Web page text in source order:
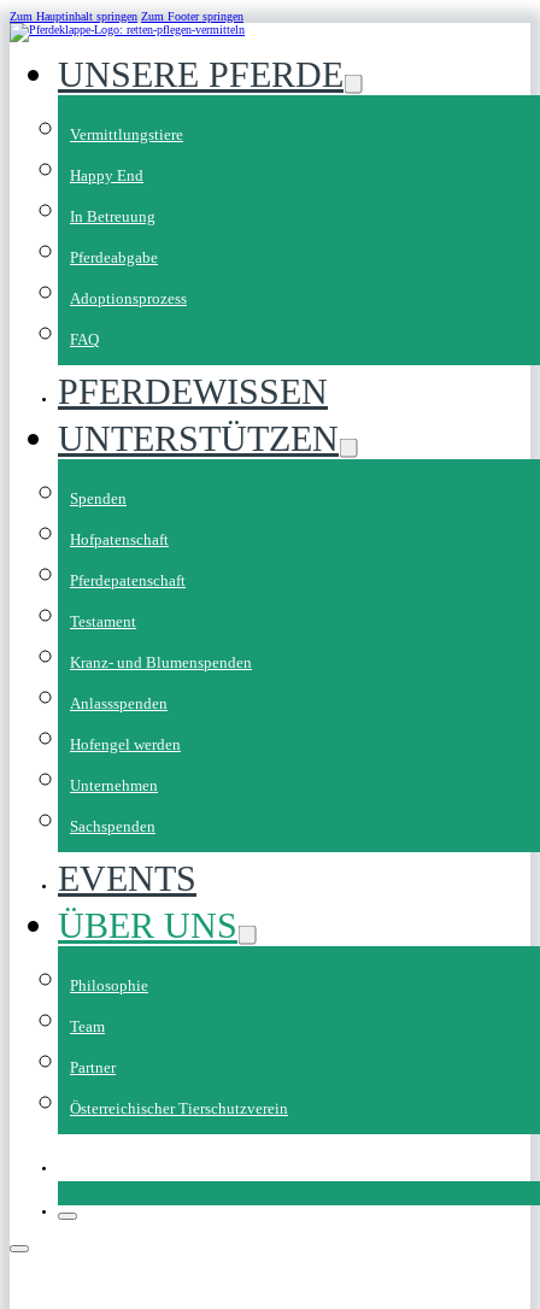
Zum Hauptinhalt springen Zum Footer springen
UNSERE PFERDE
Vermittlungstiere
Happy End
In Betreuung
Pferdeabgabe
Adoptionsprozess
FAQ
PFERDEWISSEN
UNTERSTÜTZEN
Spenden
Hofpatenschaft
Pferdepatenschaft
Testament
Kranz- und Blumenspenden
Anlassspenden
Hofengel werden
Unternehmen
Sachspenden
EVENTS
ÜBER UNS
Philosophie
Team
Partner
Österreichischer Tierschutzverein